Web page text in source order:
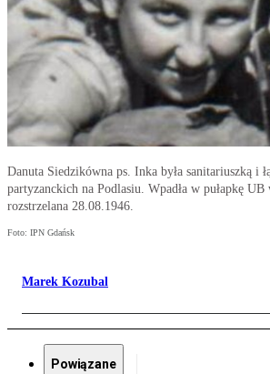
Danuta Siedzikówna ps. Inka była sanitariuszką i
partyzanckich na Podlasiu. Wpadła w pułapkę UB
rozstrzelana 28.08.1946.
Foto: IPN Gdańsk
Marek Kozubal
Powiązane